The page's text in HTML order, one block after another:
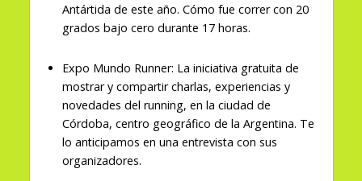
Antártida de este año. Cómo fue correr con 20
grados bajo cero durante 17 horas.
Expo Mundo Runner: La iniciativa gratuita de
mostrar y compartir charlas, experiencias y
novedades del running, en la ciudad de
Córdoba, centro geográfico de la Argentina. Te
lo anticipamos en una entrevista con sus
organizadores.